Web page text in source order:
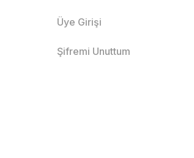
Üye Girişi
Şifremi Unuttum